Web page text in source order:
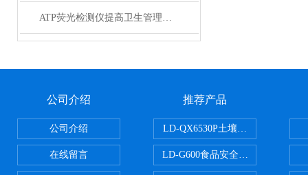
ATP荧光检测仪提高卫生管理效率
公司介绍
公司介绍
在线留言
推荐产品
LD-QX6530P土壤氧化还原电位检
LD-G600食品安全检测仪